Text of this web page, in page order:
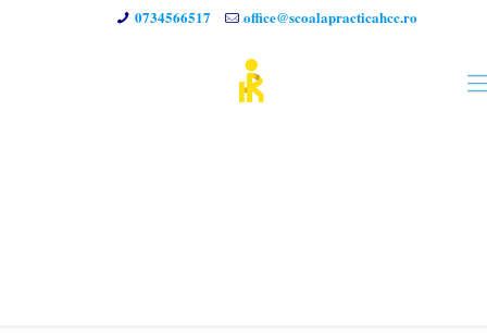
0734566517 office@scoalapracticahcc.ro